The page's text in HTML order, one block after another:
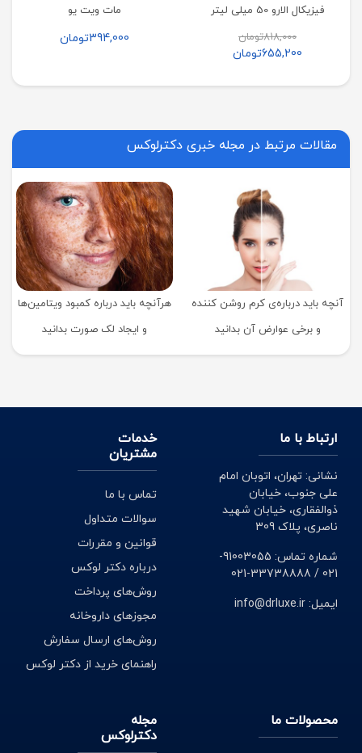
فیزیکال الارو 50 میلی لیتر
818,000تومان
655,200تومان
مات ویت یو
394,000تومان
مقالات مرتبط در مجله خبری دکترلوکس
آنچه باید درباره‌ی کرم روشن کننده
و برخی عوارض آن بدانید
هرآنچه باید درباره کمبود ویتامین‌ها‌
و ایجاد لک صورت بدانید
ارتباط با ما
نشانی: تهران، اتوبان امام
علی جنوب، خیابان
ذوالفقاری، خیابان شهید
ناصری، پلاک 309
شماره تماس: 91003055-
021 / 33738888-021
ایمیل: info@drluxe.ir
خدمات
مشتریان
تماس با ما
سوالات متداول
قوانین و مقررات
درباره دکتر لوکس
روش‌های پرداخت
مجوزهای داروخانه
روش‌های ارسال سفارش
راهنمای خرید از دکتر لوکس
محصولات ما
مجله
دکترلوکس